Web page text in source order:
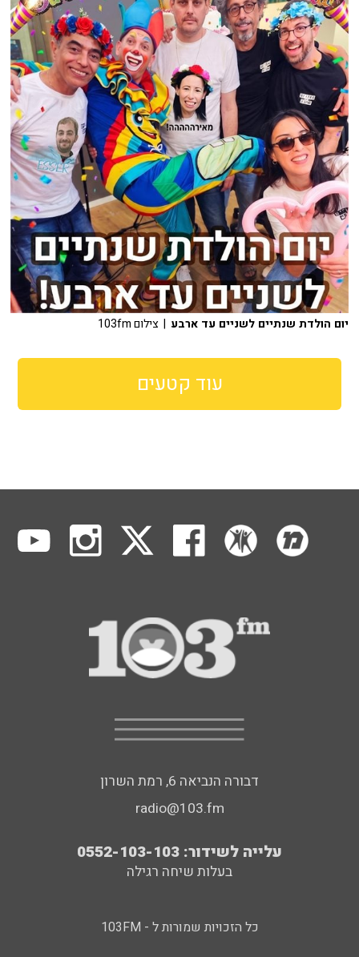
יום הולדת שנתיים לשניים עד ארבע | צילום 103fm
עוד קטעים
דבורה הנביאה 6, רמת השרון
radio@103.fm
עלייה לשידור: 0552-103-103
בעלות שיחה רגילה
כל הזכויות שמורות ל - 103FM